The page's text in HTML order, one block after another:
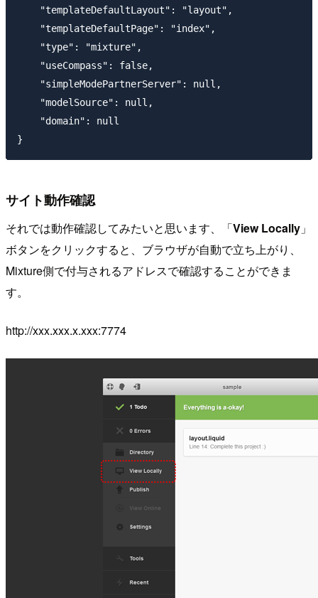
    "templateDefaultLayout": "layout",
    "templateDefaultPage": "index",
    "type": "mixture",
    "useCompass": false,
    "simpleModePartnerServer": null,
    "modelSource": null,
    "domain": null
サイト動作確認
それでは動作確認してみたいと思います、「View Locally 」
ボタンをクリックすると、ブラウザが自動で立ち上がり、
Mixture側で付与されるアドレスで確認することができま
す。
http://xxx.xxx.x.xxx:7774